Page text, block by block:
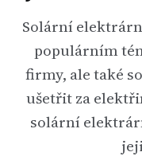
Solární
populárním
firmy, ale také
ušetřit za
solární